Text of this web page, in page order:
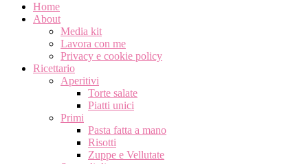
Home
About
Media kit
Lavora con me
Privacy e cookie policy
Ricettario
Aperitivi
Torte salate
Piatti unici
Primi
Pasta fatta a mano
Risotti
Zuppe e Vellutate